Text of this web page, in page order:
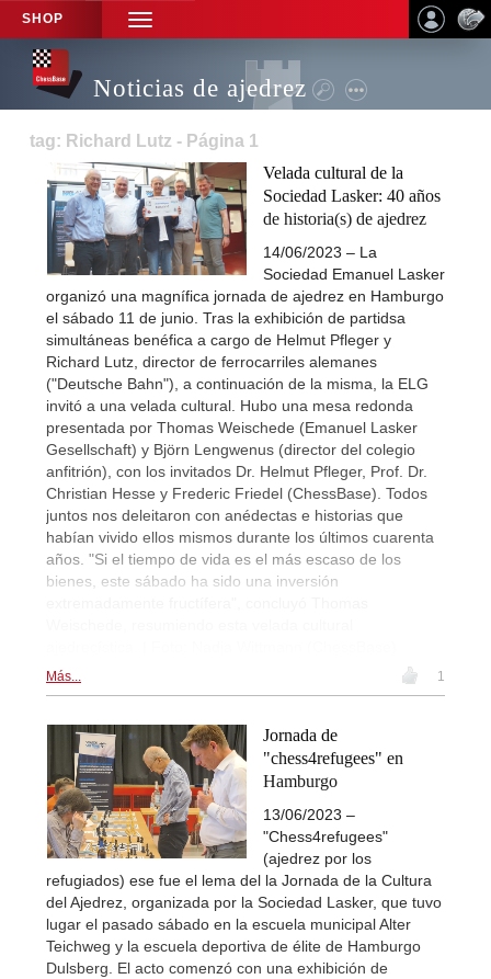
SHOP
TOGGLE
NAVIGATION
Noticias de ajedrez
tag: Richard Lutz - Página 1
Velada cultural de la
Sociedad Lasker: 40 años
de historia(s) de ajedrez
14/06/2023 – La
Sociedad Emanuel Lasker
organizó una magnífica jornada de ajedrez en Hamburgo
el sábado 11 de junio. Tras la exhibición de partidsa
simultáneas benéfica a cargo de Helmut Pfleger y
Richard Lutz, director de ferrocarriles alemanes
("Deutsche Bahn"), a continuación de la misma, la ELG
invitó a una velada cultural. Hubo una mesa redonda
presentada por Thomas Weischede (Emanuel Lasker
Gesellschaft) y Björn Lengwenus (director del colegio
anfitrión), con los invitados Dr. Helmut Pfleger, Prof. Dr.
Christian Hesse y Frederic Friedel (ChessBase). Todos
juntos nos deleitaron con anédectas e historias que
habían vivido ellos mismos durante los últimos cuarenta
años. "Si el tiempo de vida es el más escaso de los
bienes, este sábado ha sido una inversión
Más... 1
Jornada de
"chess4refugees" en
Hamburgo
13/06/2023 –
"Chess4refugees"
(ajedrez por los
refugiados) ese fue el lema del la Jornada de la Cultura
del Ajedrez, organizada por la Sociedad Lasker, que tuvo
lugar el pasado sábado en la escuela municipal Alter
Teichweg y la escuela deportiva de élite de Hamburgo
Dulsberg. El acto comenzó con una exhibición de